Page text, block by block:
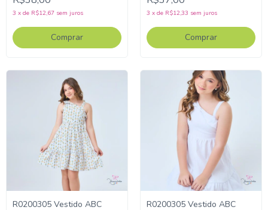
3 x de R$12,67 sem juros
Comprar
3 x de R$12,33 sem juros
Comprar
R0200305 Vestido ABC
R0200305 Vestido ABC